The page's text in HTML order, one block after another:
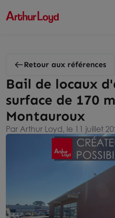
Retour aux références
Bail de locaux
surface de 170
Montauroux
Par Arthur Loyd, le 11 juillet